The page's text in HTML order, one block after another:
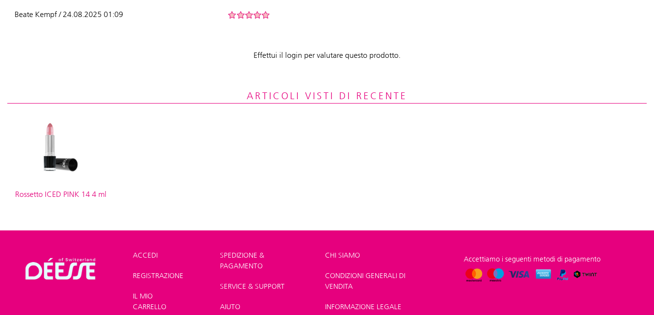
Beate Kempf / 24.08.2025 01:09
Effettui il login per valutare questo prodotto.
ARTICOLI VISTI DI RECENTE
Rossetto ICED PINK 14 4 ml
Shop>Trucco>
ACCEDI
REGISTRAZIONE
IL MIO
CARRELLO
SPEDIZIONE &
PAGAMENTO
SERVICE & SUPPORT
AIUTO
CHI SIAMO
CONDIZIONI GENERALI DI
VENDITA
INFORMAZIONE LEGALE
Accettiamo i seguenti metodi di pagamento